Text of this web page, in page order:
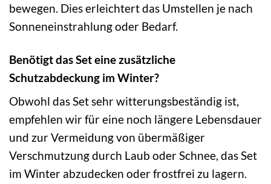
bewegen. Dies erleichtert das Umstellen je nach
Sonneneinstrahlung oder Bedarf.
Benötigt das Set eine zusätzliche
Schutzabdeckung im Winter?
Obwohl das Set sehr witterungsbeständig ist,
empfehlen wir für eine noch längere Lebensdauer
und zur Vermeidung von übermäßiger
Verschmutzung durch Laub oder Schnee, das Set
im Winter abzudecken oder frostfrei zu lagern.